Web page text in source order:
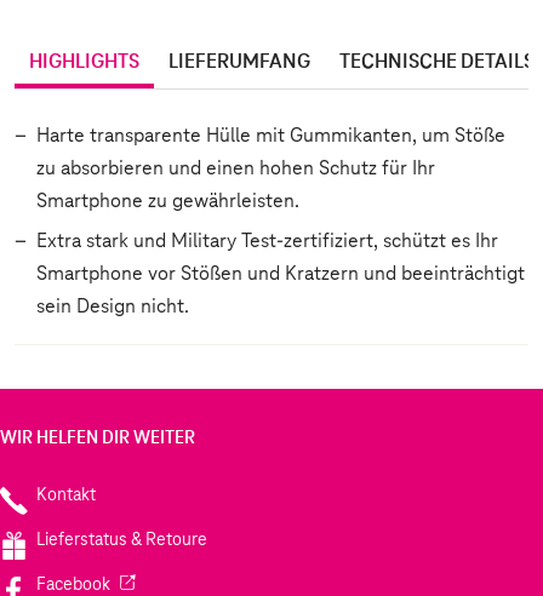
HIGHLIGHTS LIEFERUMFANG TECHNISCHE DETAILS
Harte transparente Hülle mit Gummikanten, um Stöße
zu absorbieren und einen hohen Schutz für Ihr
Smartphone zu gewährleisten.
Extra stark und Military Test-zertifiziert, schützt es Ihr
Smartphone vor Stößen und Kratzern und beeinträchtigt
sein Design nicht.
WIR HELFEN DIR WEITER
Kontakt
Lieferstatus & Retoure
Facebook(Wird in einem neuen Tab geöffnet)